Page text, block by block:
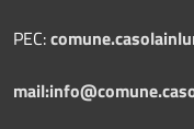
PEC: